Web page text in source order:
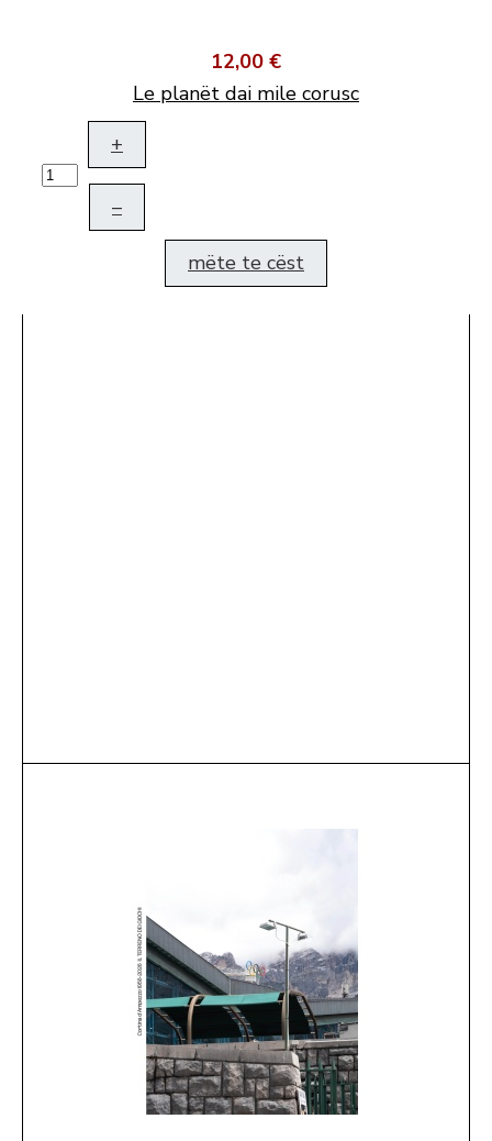
12,00 €
Le planët dai mile corusc
+
–
mëte te cëst